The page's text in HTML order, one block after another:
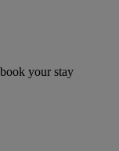
your stay